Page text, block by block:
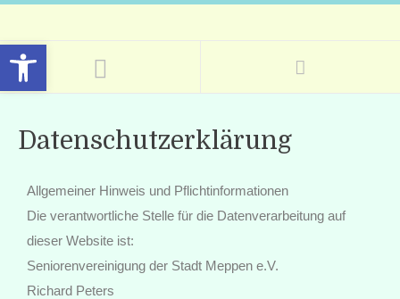
Datenschutzerklärung
Allgemeiner Hinweis und Pflichtinformationen
Die verantwortliche Stelle für die Datenverarbeitung auf
dieser Website ist:
Seniorenvereinigung der Stadt Meppen e.V.
Richard Peters
Open toolbar